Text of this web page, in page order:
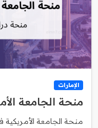
الإمارات
منحة الجامعة
منحة الجامعة